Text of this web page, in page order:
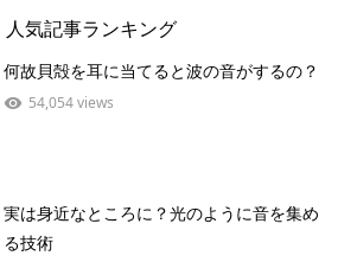
人気記事ランキング
何故貝殻を耳に当てると波の音がするの？
54,054 views
実は身近なところに？光のように音を集め
る技術